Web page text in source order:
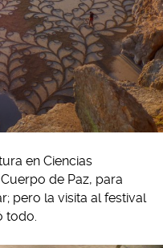
en Ciencias
de Paz, para
pero la visita al festival
todo.